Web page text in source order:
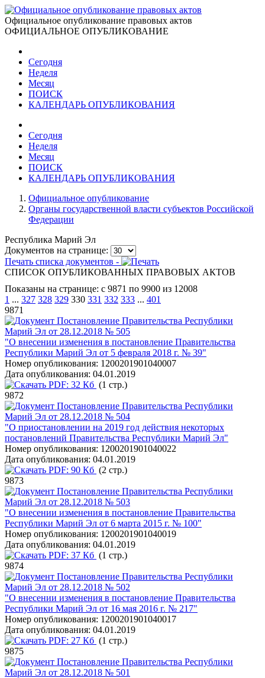
Официальное опубликование правовых актов
ОФИЦИАЛЬНОЕ ОПУБЛИКОВАНИЕ
Сегодня
Неделя
Месяц
ПОИСК
КАЛЕНДАРЬ ОПУБЛИКОВАНИЯ
Сегодня
Неделя
Месяц
ПОИСК
КАЛЕНДАРЬ ОПУБЛИКОВАНИЯ
Официальное опубликование
Органы государственной власти субъектов Российской
Федерации
Республика Марий Эл
Документов на странице:
Печать списка документов -
СПИСОК ОПУБЛИКОВАННЫХ ПРАВОВЫХ АКТОВ
Показаны на странице: с 9871 по 9900 из 12008
1 ... 327 328 329 330 331 332 333 ... 401
9871
Постановление Правительства Республики
Марий Эл от 28.12.2018 № 505
"О внесении изменения в постановление Правительства
Республики Марий Эл от 5 февраля 2018 г. № 39"
Номер опубликования: 1200201901040007
Дата опубликования: 04.01.2019
PDF: 32 Кб (1 стр.)
9872
Постановление Правительства Республики
Марий Эл от 28.12.2018 № 504
"О приостановлении на 2019 год действия некоторых
постановлений Правительства Республики Марий Эл"
Номер опубликования: 1200201901040022
Дата опубликования: 04.01.2019
PDF: 90 Кб (2 стр.)
9873
Постановление Правительства Республики
Марий Эл от 28.12.2018 № 503
"О внесении изменения в постановление Правительства
Республики Марий Эл от 6 марта 2015 г. № 100"
Номер опубликования: 1200201901040019
Дата опубликования: 04.01.2019
PDF: 37 Кб (1 стр.)
9874
Постановление Правительства Республики
Марий Эл от 28.12.2018 № 502
"О внесении изменения в постановление Правительства
Республики Марий Эл от 16 мая 2016 г. № 217"
Номер опубликования: 1200201901040017
Дата опубликования: 04.01.2019
PDF: 27 Кб (1 стр.)
9875
Постановление Правительства Республики
Марий Эл от 28.12.2018 № 501